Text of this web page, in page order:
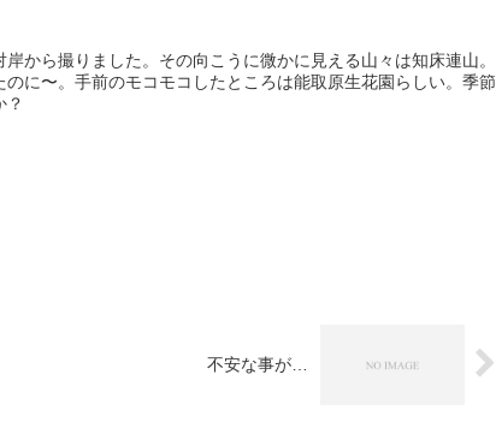
から撮りました。その向こうに微かに見える山々は知床連山。
に〜。手前のモコモコしたところは能取原生花園らしい。季節
？
不安な事が…